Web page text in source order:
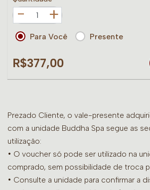
+
Para Você Presente
R$377,00
Prezado Cliente, o vale-presente
com a unidade Buddha Spa segue as
utilização:
• O voucher só pode ser utilizado na
comprado, sem possibilidade de troca
• Consulte a unidade para confirmar a